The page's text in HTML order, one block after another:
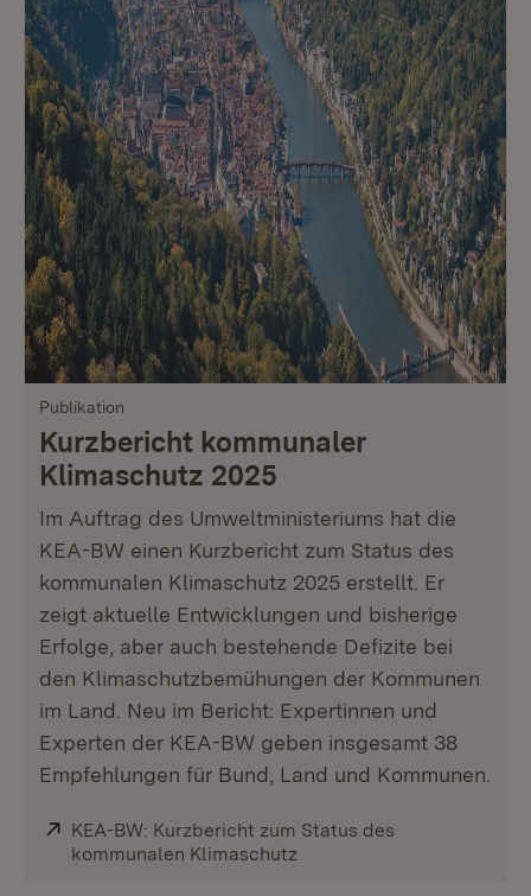
Publikation
Kurzbericht kommunaler
Klimaschutz 2025
Im Auftrag des Umweltministeriums hat die
KEA-BW einen Kurzbericht zum Status des
kommunalen Klimaschutz 2025 erstellt. Er
zeigt aktuelle Entwicklungen und bisherige
Erfolge, aber auch bestehende Defizite bei
den Klimaschutzbemühungen der Kommunen
im Land. Neu im Bericht: Expertinnen und
Experten der KEA-BW geben insgesamt 38
Empfehlungen für Bund, Land und Kommunen.
Extern:
KEA-BW: Kurzbericht zum Status des
kommunalen Klimaschutz